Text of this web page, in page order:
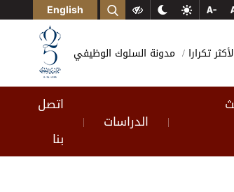
English
تكرارا مدونة السلوك الوظيفي
| الدراسات |
اتصل
بنا